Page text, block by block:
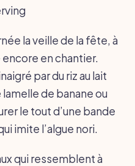
la veille de la fête, à
encore en chantier.
par du riz au lait
de banane ou
le tout d’une bande
imite l’algue nori.
qui ressemblent à